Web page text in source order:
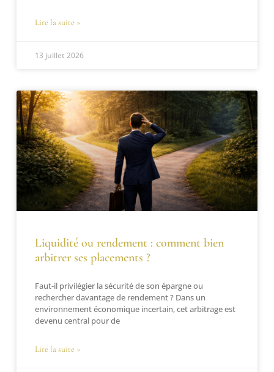
Lire la suite »
13 juillet 2026
Liquidité ou rendement : comment bien
arbitrer ses placements ?
Faut-il privilégier la sécurité de son épargne ou
rechercher davantage de rendement ? Dans un
environnement économique incertain, cet arbitrage est
devenu central pour de
Lire la suite »